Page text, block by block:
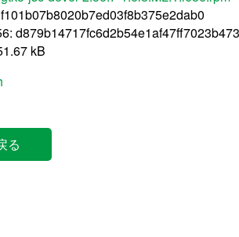
kB
る